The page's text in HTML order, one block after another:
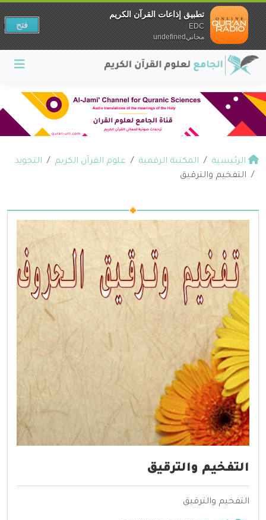
الرئيسية المكتبة الرقمية علوم القرآن الكريم
التجويد
التفخيم والترقيق
التفخيم والترقيق
التفخيم والترقيق
تطبيق إذاعات القرآن الكريم
EDC
مجانيundefined
فتح